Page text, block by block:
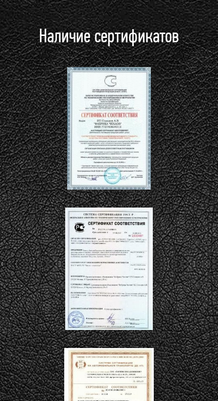
Наличие сертификатов